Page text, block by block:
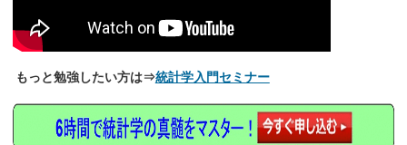
もっと勉強したい方は⇒統計学入門セミナー